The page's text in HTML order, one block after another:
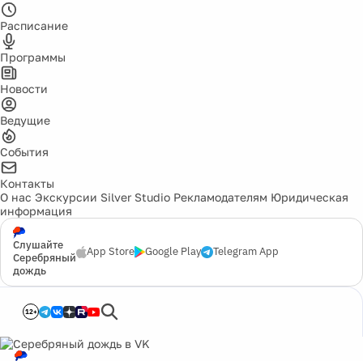
Расписание
Программы
Новости
Ведущие
События
Контакты
О нас Экскурсии Silver Studio Рекламодателям Юридическая
информация
Слушайте
Серебряный
дождь
App Store Google Play Telegram App
12+